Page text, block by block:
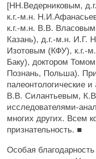
[НН.Ведерниковым,
к.г.-м.н.
к.г.-м.н. В.В.
Казань), д.г.-м.н. И.Г.
Изотовым (КФУ), к.г.-
Баку), доктором
Познань, Польша).
палеонтологические
В.В. Силантьевым,
исследователями-
многих других. Всем
признательность. ■
Особая